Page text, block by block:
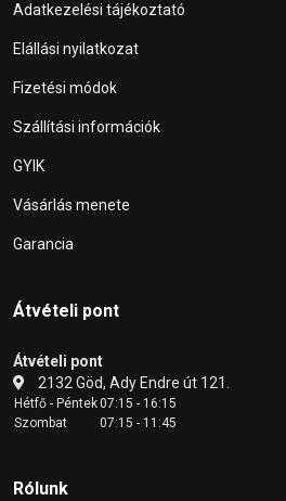
Adatkezelési tájékoztató
Elállási nyilatkozat
Fizetési módok
Szállítási információk
GYIK
Vásárlás menete
Garancia
Átvételi pont
Átvételi pont
2132 Göd, Ady Endre út 121.
Hétfő - Péntek07:15 - 16:15
Szombat
07:15 - 11:45
Rólunk